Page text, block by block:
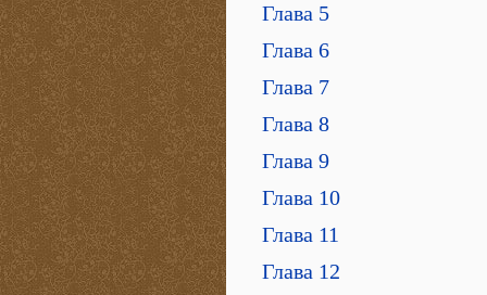
Глава 5
Глава 6
Глава 7
Глава 8
Глава 9
Глава 10
Глава 11
Глава 12